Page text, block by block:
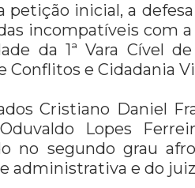
petição inicial, a
incompatíveis com
da 1ª Vara Cível
Conflitos e Cidadania
Cristiano Daniel
Lopes
no segundo grau
administrativa e do